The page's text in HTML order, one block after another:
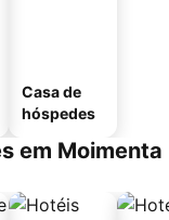
Casa de
hóspedes
em Moimenta